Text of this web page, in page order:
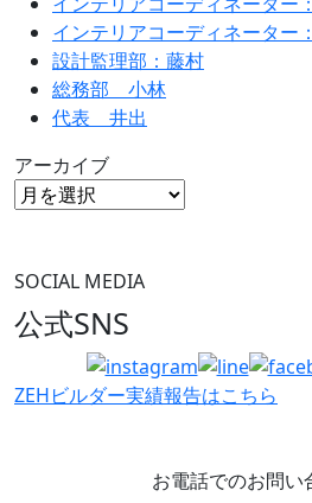
インテリアコーディネーター
設計監理部：藤村
総務部 小林
代表 井出
アーカイブ
SOCIAL MEDIA
公式SNS
ZEHビルダー実績報告はこちら
お電話でのお問い